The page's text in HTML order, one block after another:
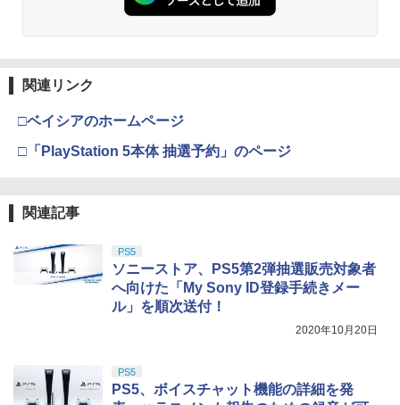
【中古】【Blu−ray】プリンセスコネク
窩座再来(通常版)【Blu-ray】 [ 吾峠呼世
Re:ゼロから始める異世界生活 4th seas
on 3【Blu-ray】 [ 長月達平 ]
￥7,821
ニンテンドープリペイド番号 5000円|オ
ンラインコード版
￥11,849
【純正品】DualSense ワイヤレスコン
【純正品】Xbox ワイヤレス コントロー
4
【純正品】Xbox 充電式バッテリー + US
【国内正規品】Thrustmaster スラスト
マスター TH8S シフター - PC、PS4、P
S5、PS5 Pro、Xbox One、Xbox Serie
s X|S 対応の高精度 H パターン シフター
(オリジナル特典:オリジナル巾着＋メー
カー特典:【坤と離】二振りの剣、十翼よ
り来たる！スタジオ描き下ろしイラスト
ボード付) [Blu-ray]
窩座再来 完全生産限定版 [Blu-ray]
￥8,698
5
『映画 ラブライブ！蓮ノ空女学院スクー
ルアイドルクラブ Bloom Garden Part
関連リンク
□ベイシアのホームページ
□「PlayStation 5本体 抽選予約」のページ
関連記事
PS5
ソニーストア、PS5第2弾抽選販売対象者
へ向けた「My Sony ID登録手続きメー
ル」を順次送付！
2020年10月20日
PS5
PS5、ボイスチャット機能の詳細を発